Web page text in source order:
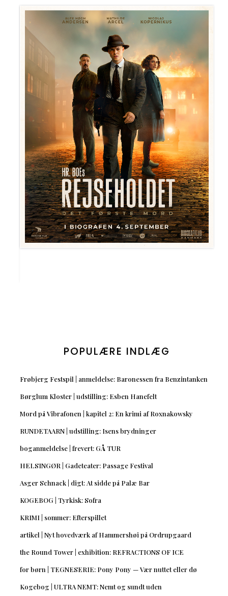
POPULÆRE INDLÆG
Frøbjerg Festspil | anmeldelse: Baronessen fra Benzintanken
Børglum Kloster | udstilling: Esben Hanefelt
Mord på Vibrafonen | kapitel 2: En krimi af Roxnakowsky
RUNDETAARN | udstilling: Isens brydninger
boganmeldelse | frevert: GÅ TUR
HELSINGØR | Gadeteater: Passage Festival
Asger Schnack | digt: At sidde på Palæ Bar
KOGEBOG | Tyrkisk: Sofra
KRIMI | sommer: Efterspillet
artikel | Nyt hovedværk af Hammershøi på Ordrupgaard
the Round Tower | exhibition: REFRACTIONS OF ICE
for børn | TEGNESERIE: Pony Pony — Vær nuttet eller dø
Kogebog | ULTRA NEMT: Nemt og sundt uden